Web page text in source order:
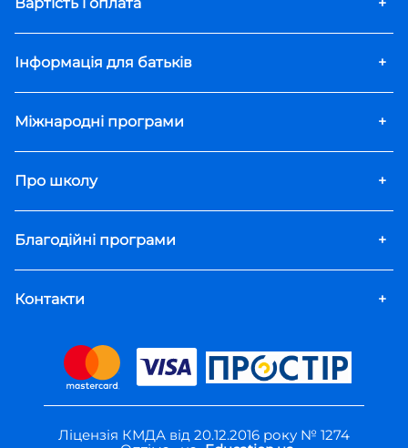
Вартість і оплата +
Інформація для батьків +
Міжнародні програми +
Про школу +
Благодійні програми +
Контакти +
Ліцензія КМДА від 20.12.2016 року № 1274